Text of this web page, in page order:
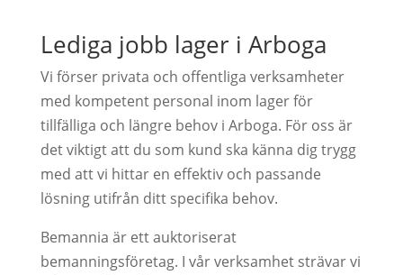
Lediga jobb lager i Arboga
Vi förser privata och offentliga verksamheter
med kompetent personal inom lager för
tillfälliga och längre behov i Arboga. För oss är
det viktigt att du som kund ska känna dig trygg
med att vi hittar en effektiv och passande
lösning utifrån ditt specifika behov.
Bemannia är ett auktoriserat
bemanningsföretag. I vår verksamhet strävar vi